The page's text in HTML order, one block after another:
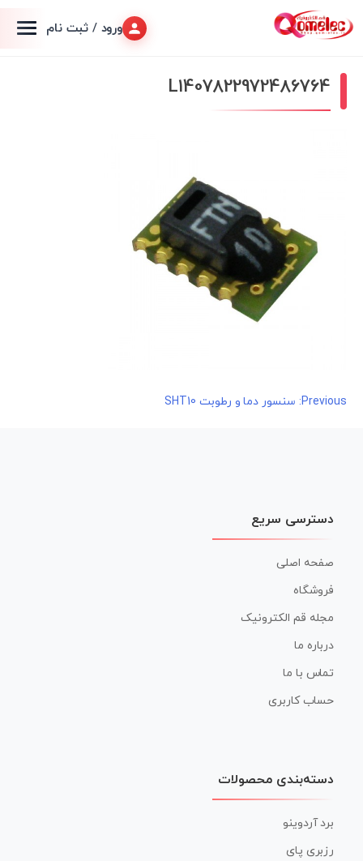
ورود / ثبت نام
L1407822972486764
راهبری
Previous: سنسور دما و رطوبت SHT10
دسترسی سریع
صفحه اصلی
فروشگاه
مجله قم الکترونیک
درباره ما
تماس با ما
حساب کاربری
دسته‌بندی محصولات
برد آردوینو
رزبری پای